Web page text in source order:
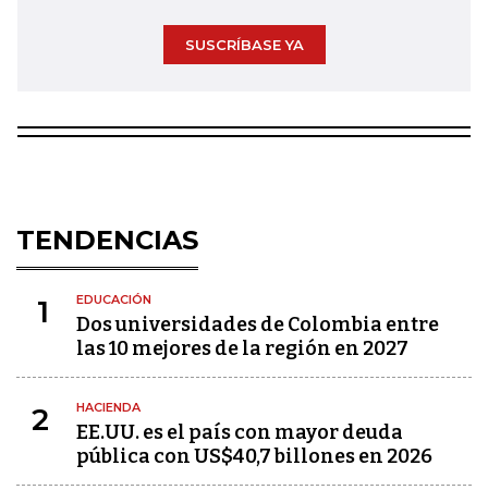
SUSCRÍBASE YA
TENDENCIAS
1 EDUCACIÓN
Dos universidades de Colombia entre
las 10 mejores de la región en 2027
2 HACIENDA
EE.UU. es el país con mayor deuda
pública con US$40,7 billones en 2026